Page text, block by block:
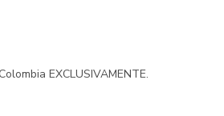
EXCLUSIVAMENTE.